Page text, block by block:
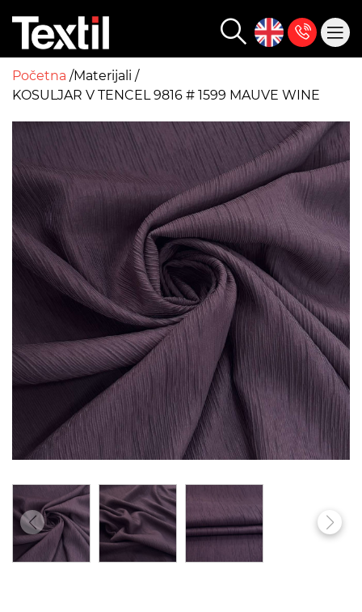
Početna Materijali
KOSULJAR V TENCEL 9816 # 1599 MAUVE WINE